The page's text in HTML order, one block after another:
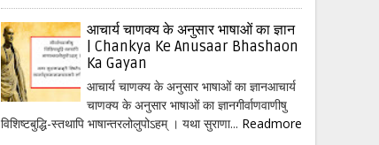
आचार्य चाणक्य के अनुसार भाषाओं का ज्ञान
| Chankya Ke Anusaar Bhashaon
Ka Gayan
आचार्य चाणक्य के अनुसार भाषाओं का ज्ञानआचार्य
चाणक्य के अनुसार भाषाओं का ज्ञानगीर्वाणवाणीषु
विशिष्टबुद्धि-स्तथापि भाषान्तरलोलुपोऽहम् । यथा सुराणा... Readmore